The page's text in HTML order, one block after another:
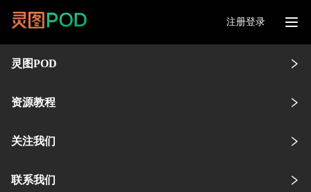
注册登录
灵图POD
资源教程
关注我们
联系我们